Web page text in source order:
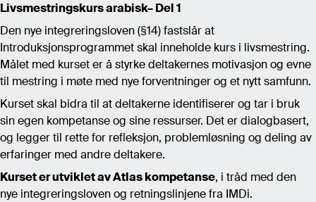
Livsmestringskurs arabisk– Del 1
Den nye integreringsloven (§14) fastslår at
Introduksjonsprogrammet skal inneholde kurs i livsmestring.
Målet med kurset er å styrke deltakernes motivasjon og evne
til mestring i møte med nye forventninger og et nytt samfunn.
Kurset skal bidra til at deltakerne identifiserer og tar i bruk
sin egen kompetanse og sine ressurser. Det er dialogbasert,
og legger til rette for refleksjon, problemløsning og deling av
erfaringer med andre deltakere.
Kurset er utviklet av Atlas kompetanse, i tråd med den
nye integreringsloven og retningslinjene fra IMDi.